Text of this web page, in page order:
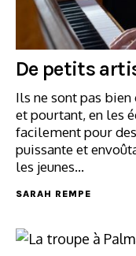
De petits
Ils ne sont pas
et pourtant, en les
facilement pour
puissante et
les jeunes…
SARAH REMPE